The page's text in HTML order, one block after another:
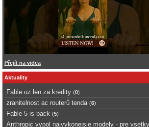
Přejít na videa
Aktuality
Fable uz len za kredity (0)
zranitelnost ac routerů tenda (6)
Fable 5 is back (5)
Anthropic vypol najvykonejsie modely - pre